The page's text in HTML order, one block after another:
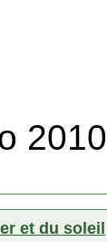
2010
et du soleil